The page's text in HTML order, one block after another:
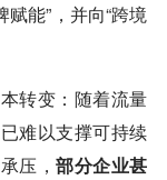
能”，并向“跨境
转变：随着流量
难以支撑可持续
压，部分企业甚